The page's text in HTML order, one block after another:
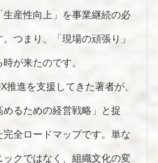
産性向上」を事業継続の必
つまり、「現場の頑張り」
が来たのです。
進を支援してきた著者が、
るための経営戦略」と捉
全ロードマップです。単な
クではなく、組織文化の変